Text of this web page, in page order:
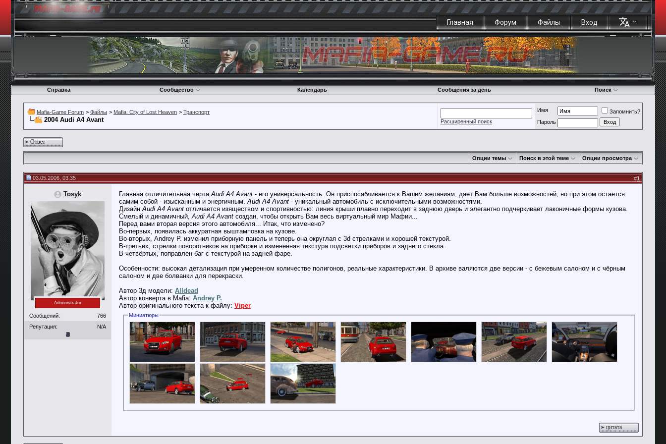
Главная Форум Файлы Вход
Справка Сообщество Календарь Сообщения за день Поиск
Mafia-Game Forum > Файлы > Mafia: City of Lost Heaven > Транспорт
2004 Audi A4 Avant Расширенный поиск
Имя
Запомнить?
Пароль
Ответ
Опции темы Поиск в этой теме Опции просмотра
03.05.2006, 03:35 #1
Tosyk
Administrator
Сообщений:
766
Репутация:
N/A
Главная отличительная чертаAudi A4 Avant - его универсальность. Он приспосабливается к Вашим желаниям, дает Вам больше возможностей, но при этом остается
самим собой - изысканным и энергичным.Audi A4 Avant - уникальный автомобиль с исключительными возможностями.
ДизайнAudi A4 Avant отличается изяществом и спортивностью: линия крыши плавно переходит в заднюю дверь и элегантно подчеркивает лаконичные формы кузова.
Смелый и динамичный,Audi A4 Avant создан, чтобы открыть Вам весь виртуальный мир Мафии...
Перед вами вторая версия этого автомобиля... Итак, что изменено?
Во-первых, появилась аккуратная выштамповка на кузове.
Во-вторых, Andrey P. изменил приборную панель и теперь она округлая с 3d стрелками и хорошей текстурой.
В-третьих, стрелки поворотников на приборке и измененная текстура подсветки приборов и заднего стекла.
В-четвёртых, поправлен баг с текстурой на задней фаре.
Особенности: высокая детализация при умеренном количестве полигонов, реальные характеристики. В архиве валяются две версии - с бежевым салоном и с чёрным
салоном и две болванки для перекраски.
Автор 3д модели: Alldead
Автор конверта в Mafia: Andrey P.
Автор оригинального текста к файлу: Viper
Миниатюры
цитата